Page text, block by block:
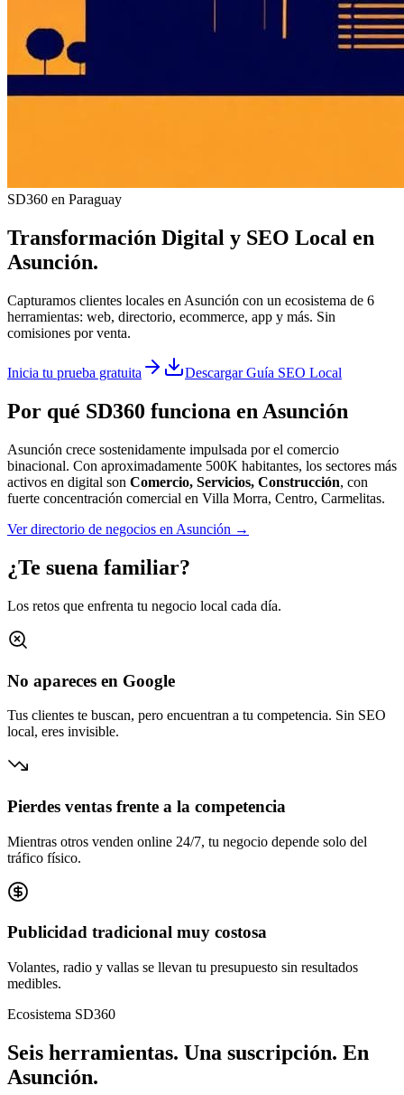
SD360 en Paraguay
Transformación Digital y SEO Local en
Asunción.
Capturamos clientes locales en Asunción con un ecosistema de 6
herramientas: web, directorio, ecommerce, app y más. Sin
comisiones por venta.
Inicia tu prueba gratuita Descargar Guía SEO Local
Por qué SD360 funciona en Asunción
Asunción crece sostenidamente impulsada por el comercio
binacional. Con aproximadamente 500K habitantes, los sectores más
activos en digital son Comercio, Servicios, Construcción, con
fuerte concentración comercial en Villa Morra, Centro, Carmelitas.
Ver directorio de negocios en Asunción →
¿Te suena familiar?
Los retos que enfrenta tu negocio local cada día.
No apareces en Google
Tus clientes te buscan, pero encuentran a tu competencia. Sin SEO
local, eres invisible.
Pierdes ventas frente a la competencia
Mientras otros venden online 24/7, tu negocio depende solo del
tráfico físico.
Publicidad tradicional muy costosa
Volantes, radio y vallas se llevan tu presupuesto sin resultados
medibles.
Ecosistema SD360
Seis herramientas. Una suscripción. En
Asunción.